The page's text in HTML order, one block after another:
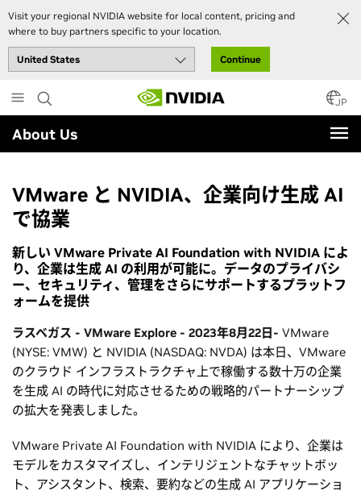
Visit your regional NVIDIA website for local content, pricing and
where to buy partners specific to your location.
Continue
to
main
content
JP
About Us
VMware と NVIDIA、企業向け生成 AI
で協業
新しい VMware Private AI Foundation with NVIDIA によ
り、企業は生成 AI の利用が可能に。データのプライバシ
ー、セキュリティ、管理をさらにサポートするプラットフ
ォームを提供
ラスベガス - VMware Explore - 2023年8月22日- VMware
(NYSE: VMW) と NVIDIA (NASDAQ: NVDA) は本日、VMware
のクラウド インフラストラクチャ上で稼働する数十万の企業
を生成 AI の時代に対応させるための戦略的パートナーシップ
の拡大を発表しました。
VMware Private AI Foundation with NVIDIA により、企業は
モデルをカスタマイズし、インテリジェントなチャットボッ
ト、アシスタント、検索、要約などの生成 AI アプリケーショ